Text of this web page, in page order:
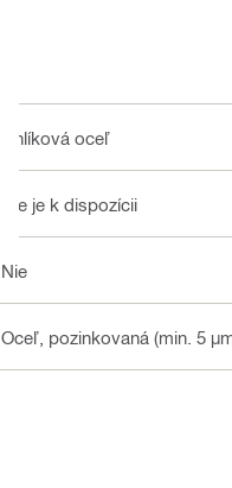
Uhlíková oceľ
Nie je k dispozícii
Nie
Oceľ, pozinkovaná (min. 5